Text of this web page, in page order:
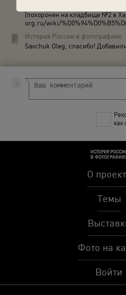
(похоронен на кладбище №2 в
org.ru/wiki/
История России в фотографиях
Savchuk Oleg, спасибо!
как
О
Темы
Фото на
Войти